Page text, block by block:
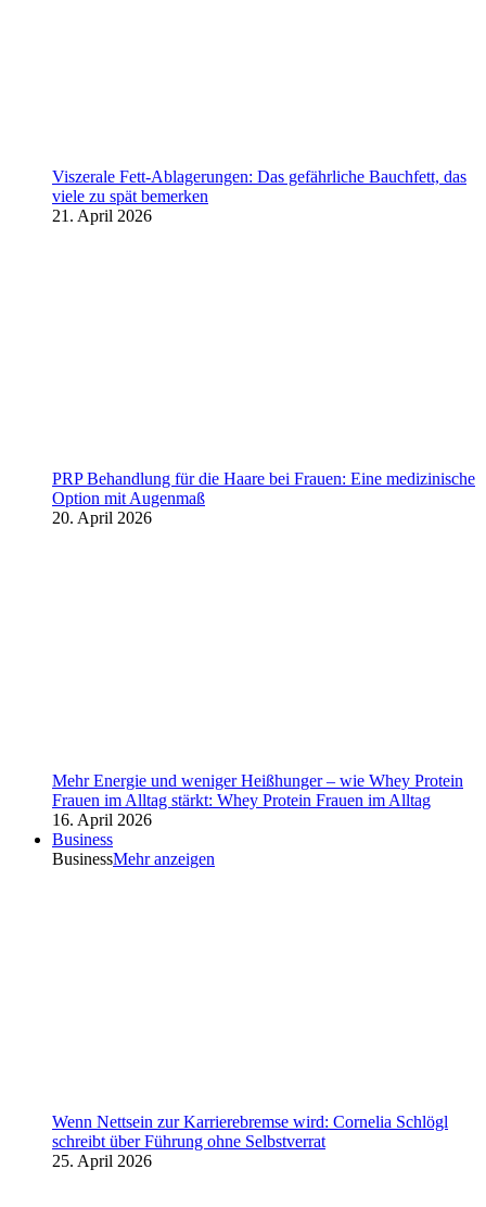
Viszerale Fett-Ablagerungen: Das gefährliche Bauchfett, das
viele zu spät bemerken
21. April 2026
PRP Behandlung für die Haare bei Frauen: Eine medizinische
Option mit Augenmaß
20. April 2026
Mehr Energie und weniger Heißhunger – wie Whey Protein
Frauen im Alltag stärkt: Whey Protein Frauen im Alltag
16. April 2026
Business
BusinessMehr anzeigen
Wenn Nettsein zur Karrierebremse wird: Cornelia Schlögl
schreibt über Führung ohne Selbstverrat
25. April 2026